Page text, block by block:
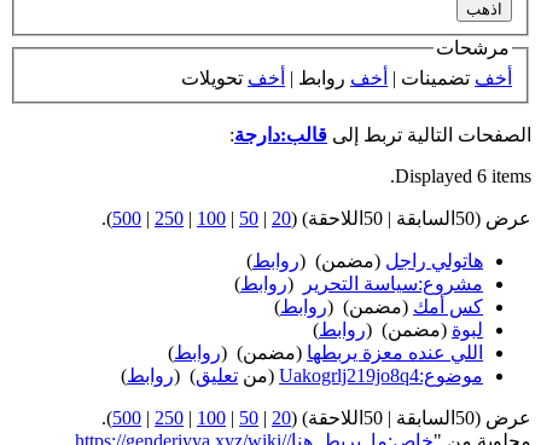
مرشحات
أخف تضمينات | أخف روابط | أخف تحويلات
الصفحات التالية تربط إلى قالب:دارجة:
Displayed 6 items.
عرض (50السابقة | 50اللاحقة) ( 20
|
50
|
100
|
250
|
500
).
هاتولي راجل (مضمن) ‏ (روابط)
مشروع:سياسة التحرير
(روابط)
كس أمك (مضمن) ‏ (روابط)
لبوة (مضمن) ‏ (روابط)
اللي عنده معزة يربطها (مضمن) ‏ (روابط)
موضوع:Uakogrlj219jo8q4
(من تعليق) ‏
(روابط)
عرض (50السابقة | 50اللاحقة) ( 20
|
50
|
100
|
250
|
500
).
مجلوبة من "
https://genderiyya.xyz/wiki/خاص:ما_يربط_هنا/